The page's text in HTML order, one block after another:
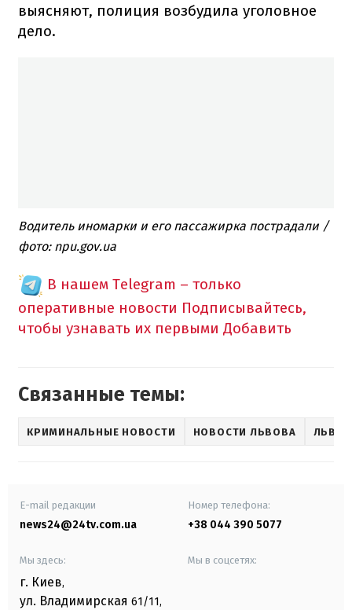
выясняют, полиция возбудила уголовное
дело.
Водитель иномарки и его пассажирка пострадали /
фото: npu.gov.ua
В нашем Telegram – только
оперативные новости Подписывайтесь,
чтобы узнавать их первыми Добавить
Связанные темы:
КРИМИНАЛЬНЫЕ НОВОСТИ НОВОСТИ ЛЬВОВА ЛЬВОВ
E-mail редакции
news24@24tv.com.ua
Номер телефона:
+38 044 390 5077
Мы здесь:
г. Киев,
ул. Владимирская 61/11,
Мы в соцсетях: